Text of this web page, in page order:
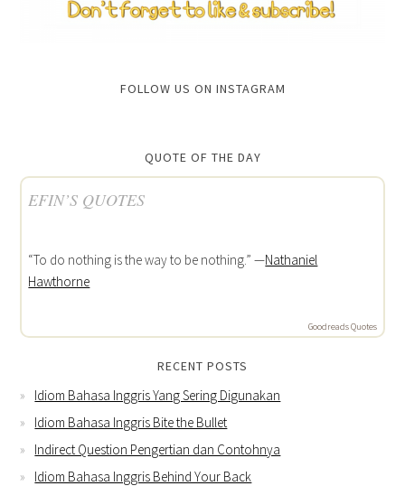
FOLLOW US ON INSTAGRAM
QUOTE OF THE DAY
EFIN’S QUOTES
“To do nothing is the way to be nothing.” —Nathaniel
Hawthorne
Goodreads Quotes
RECENT POSTS
Idiom Bahasa Inggris Yang Sering Digunakan
Idiom Bahasa Inggris Bite the Bullet
Indirect Question Pengertian dan Contohnya
Idiom Bahasa Inggris Behind Your Back